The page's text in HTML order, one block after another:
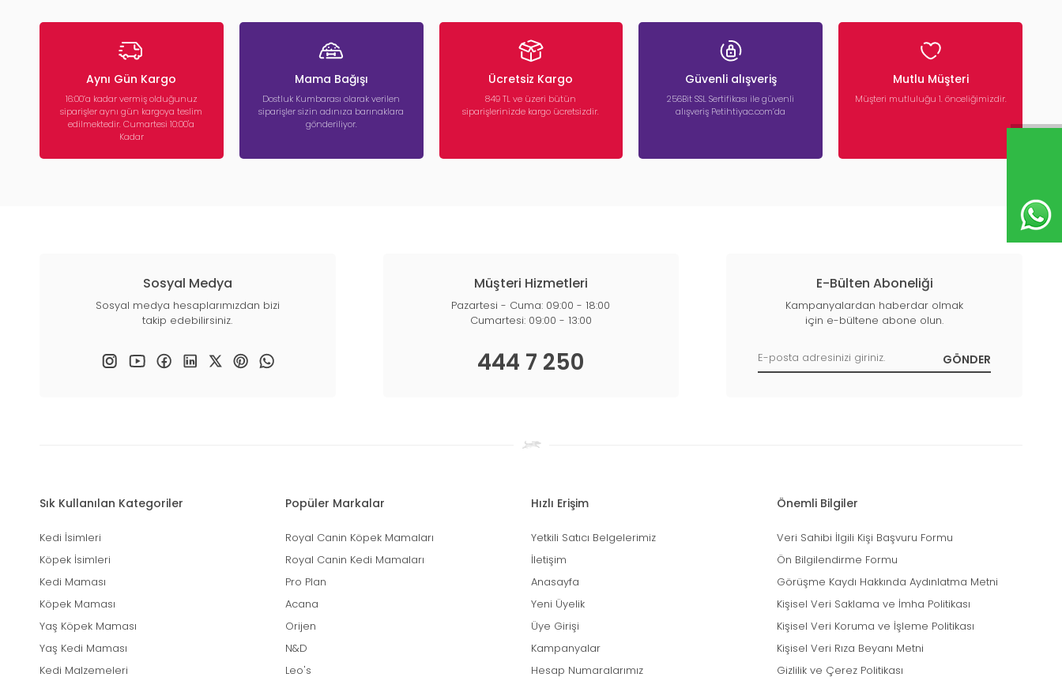
Aynı Gün Kargo
16:00’a kadar vermiş olduğunuz
siparişler aynı gün kargoya teslim
edilmektedir. Cumartesi 10:00'a
Kadar
Mama Bağışı
Dostluk Kumbarası olarak verilen
siparişler sizin adınıza barınaklara
gönderiliyor.
Ücretsiz Kargo
849 TL ve üzeri bütün
siparişlerinizde kargo ücretsizdir.
Güvenli alışveriş
256Bit SSL Sertifikası ile güvenli
alışveriş Petihtiyac.com’da
Mutlu Müşteri
Müşteri mutluluğu 1. önceliğimizdir.
Sosyal Medya
Sosyal medya hesaplarımızdan bizi
takip edebilirsiniz.
Müşteri Hizmetleri
Pazartesi - Cuma: 09:00 - 18:00
Cumartesi: 09:00 - 13:00
444 7 250
E-Bülten Aboneliği
Kampanyalardan haberdar olmak
için e-bültene abone olun.
Sık Kullanılan Kategoriler
Kedi İsimleri
Köpek İsimleri
Kedi Maması
Köpek Maması
Yaş Köpek Maması
Yaş Kedi Maması
Kedi Malzemeleri
Popüler Markalar
Royal Canin Köpek Mamaları
Royal Canin Kedi Mamaları
Pro Plan
Acana
Orijen
N&D
Leo's
Hızlı Erişim
Yetkili Satıcı Belgelerimiz
İletişim
Anasayfa
Yeni Üyelik
Üye Girişi
Kampanyalar
Hesap Numaralarımız
Önemli Bilgiler
Veri Sahibi İlgili Kişi Başvuru Formu
Ön Bilgilendirme Formu
Görüşme Kaydı Hakkında Aydınlatma Metni
Kişisel Veri Saklama ve İmha Politikası
Kişisel Veri Koruma ve İşleme Politikası
Kişisel Veri Rıza Beyanı Metni
Gizlilik ve Çerez Politikası